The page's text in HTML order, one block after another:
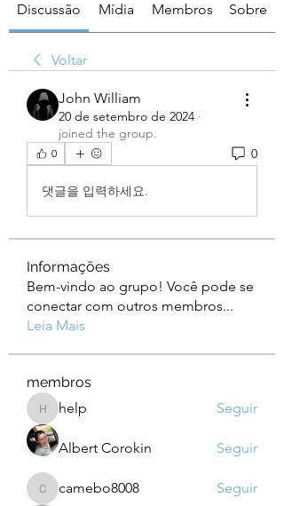
Discussão Mídia Membros Sobre
Voltar
John William
20 de setembro de 2024 ·
joined the group.
0 0
댓글을 입력하세요.
Informações
Bem-vindo ao grupo! Você pode se
conectar com outros membros...
Leia Mais
membros
helphelp Seguir
Albert Corokin Seguir
camebo8008
camebo8008 Seguir